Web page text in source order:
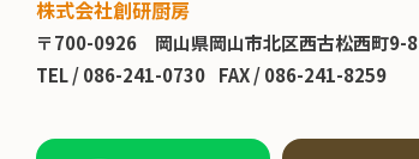
株式会社創研厨房
〒700-0926 岡山県岡山市北区西古松西町9-8
TEL /086-241-0730 FAX / 086-241-8259